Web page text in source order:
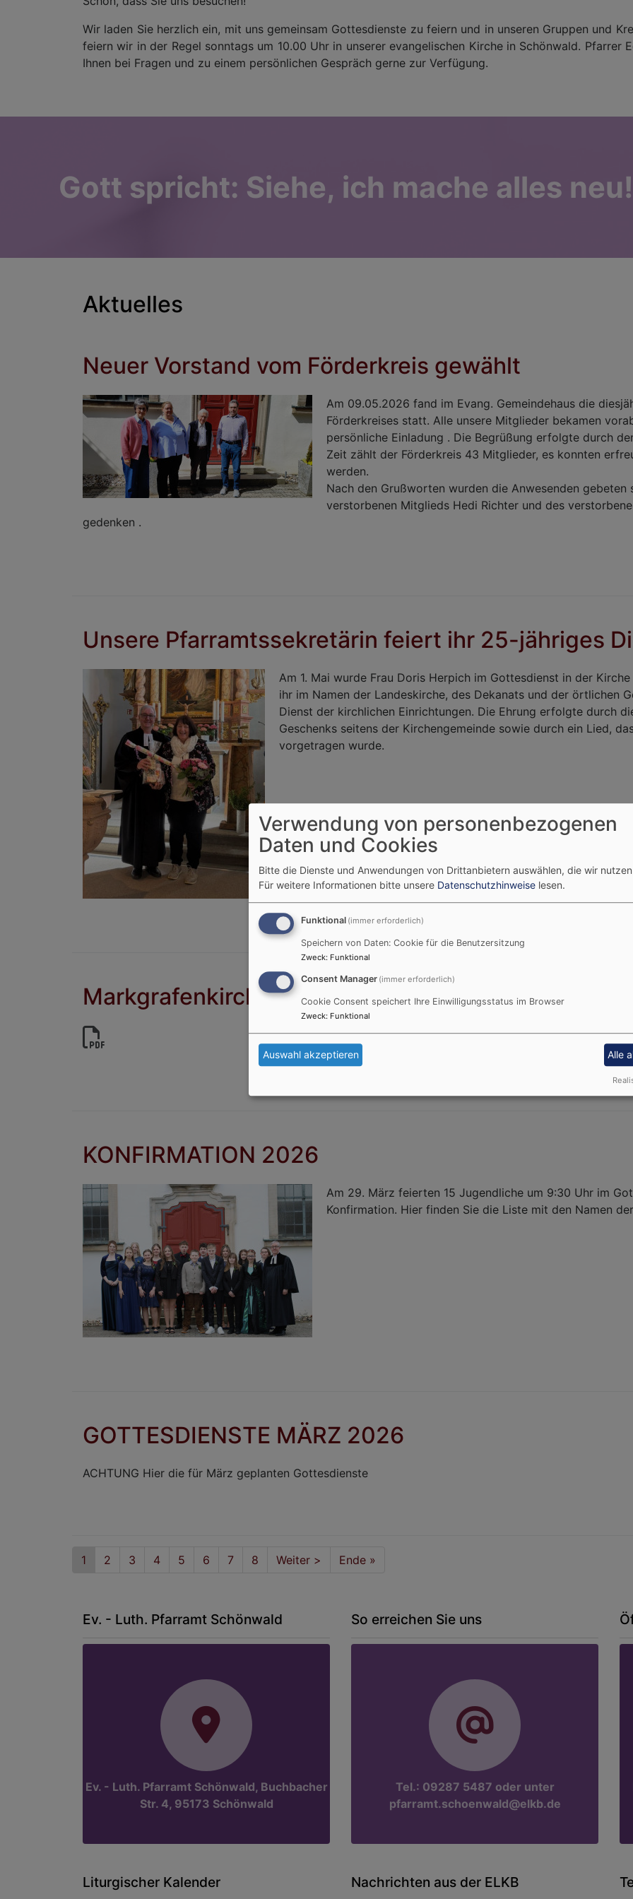
Wir laden Sie herzlich ein, mit uns gemeinsam Gottesdienste zu feiern und in unseren Gruppen und
feiern wir in der Regel sonntags um 10.00 Uhr in unserer evangelischen Kirche in Schönwald. Pfarrer
Ihnen bei Fragen und zu einem persönlichen Gespräch gerne zur Verfügung.
Gott spricht: Siehe, ich mache alles
Aktuelles
Neuer Vorstand vom Förderkreis gewählt
Am 09.05.2026 fand im Evang. Gemeindehaus die
Förderkreises statt. Alle unsere Mitglieder bekamen
persönliche Einladung . Die Begrüßung erfolgte durch
Zeit zählt der Förderkreis 43 Mitglieder, es konnten
werden.
Nach den Grußworten wurden die Anwesenden
verstorbenen Mitglieds Hedi Richter und des
gedenken .
Unsere Pfarramtssekretärin feiert ihr 25-jähriges
Am 1. Mai wurde Frau Doris Herpich im Gottesdienst in der
ihr im Namen der Landeskirche, des Dekanats und der örtlichen
Dienst der kirchlichen Einrichtungen. Die Ehrung erfolgte durch
Geschenks seitens der Kirchengemeinde sowie durch ein Lied,
vorgetragen wurde.
Markgrafenkirchen neu entdecken
KONFIRMATION 2026
Am 29. März feierten 15 Jugendliche um 9:30 Uhr im
Konfirmation. Hier finden Sie die Liste mit den Namen
GOTTESDIENSTE MÄRZ 2026
ACHTUNG Hier die für März geplanten Gottesdienste
Seitennummerierung
Aktuelle
1 Seite
2 Seite
3 Seite
4 Seite
5 Seite
6 Seite
7 Seite
8
Nächste
Weiter >
Last
Ende »
Ev. - Luth. Pfarramt Schönwald
Ev. - Luth. Pfarramt Schönwald, Buchbacher
Str. 4, 95173 Schönwald
So erreichen Sie uns
Tel.: 09287 5487 oder unter
pfarramt.schoenwald@elkb.de
Liturgischer Kalender Nachrichten aus der ELKB
Verwendung von personenbezogenen
Daten und Cookies
Bitte die Dienste und Anwendungen von Drittanbietern auswählen, die wir
Für weitere Informationen bitte unsere Datenschutzhinweise lesen.
Funktional (immer erforderlich)
Speichern von Daten: Cookie für die Benutzersitzung
Zweck: Funktional
Consent Manager (immer erforderlich)
Cookie Consent speichert Ihre Einwilligungsstatus im Browser
Zweck: Funktional
Auswahl akzeptieren Alle